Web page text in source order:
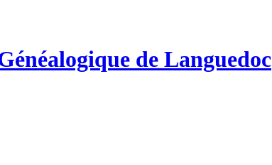
de Languedoc